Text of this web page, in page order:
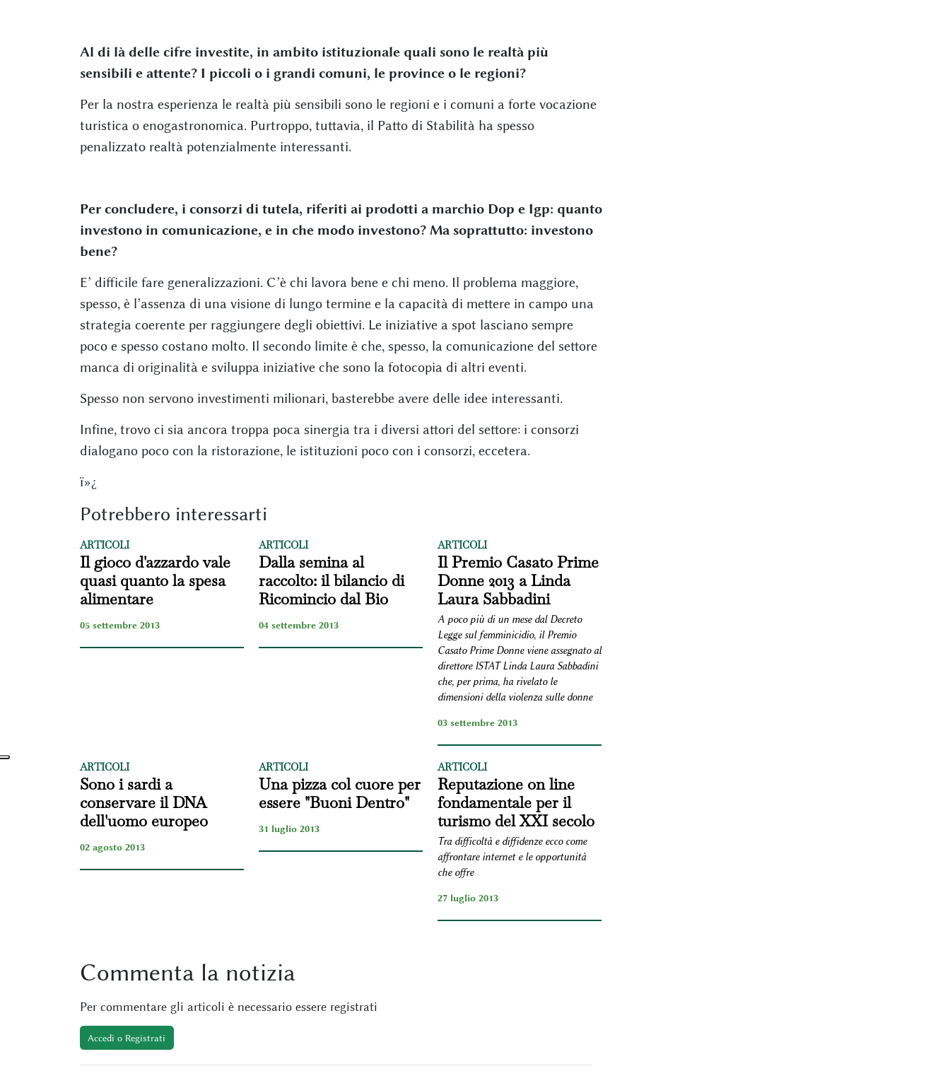
Al di là delle cifre investite, in ambito istituzionale quali sono le realtà più
sensibili e attente? I piccoli o i grandi comuni, le province o le regioni?
Per la nostra esperienza le realtà più sensibili sono le regioni e i comuni a forte vocazione
turistica o enogastronomica. Purtroppo, tuttavia, il Patto di Stabilità ha spesso
penalizzato realtà potenzialmente interessanti.
Per concludere, i consorzi di tutela, riferiti ai prodotti a marchio Dop e Igp: quanto
investono in comunicazione, e in che modo investono? Ma soprattutto: investono
bene?
E’ difficile fare generalizzazioni. C’è chi lavora bene e chi meno. Il problema maggiore,
spesso, è l’assenza di una visione di lungo termine e la capacità di mettere in campo una
strategia coerente per raggiungere degli obiettivi. Le iniziative a spot lasciano sempre
poco e spesso costano molto. Il secondo limite è che, spesso, la comunicazione del settore
manca di originalità e sviluppa iniziative che sono la fotocopia di altri eventi.
Spesso non servono investimenti milionari, basterebbe avere delle idee interessanti.
Infine, trovo ci sia ancora troppa poca sinergia tra i diversi attori del settore: i consorzi
dialogano poco con la ristorazione, le istituzioni poco con i consorzi, eccetera.
ï»¿
Potrebbero interessarti
ARTICOLI
Il gioco d'azzardo vale
quasi quanto la spesa
alimentare
05 settembre 2013
ARTICOLI
Dalla semina al
raccolto: il bilancio di
Ricomincio dal Bio
04 settembre 2013
ARTICOLI
Il Premio Casato Prime
Donne 2013 a Linda
Laura Sabbadini
A poco più di un mese dal Decreto
Legge sul femminicidio, il Premio
Casato Prime Donne viene assegnato al
direttore ISTAT Linda Laura Sabbadini
che, per prima, ha rivelato le
dimensioni della violenza sulle donne
03 settembre 2013
ARTICOLI
Sono i sardi a
conservare il DNA
dell'uomo europeo
02 agosto 2013
ARTICOLI
Una pizza col cuore per
essere "Buoni Dentro"
31 luglio 2013
ARTICOLI
Reputazione on line
fondamentale per il
turismo del XXI secolo
Tra difficoltà e diffidenze ecco come
affrontare internet e le opportunità
che offre
27 luglio 2013
Commenta la notizia
Per commentare gli articoli è necessario essere registrati
Accedi o Registrati